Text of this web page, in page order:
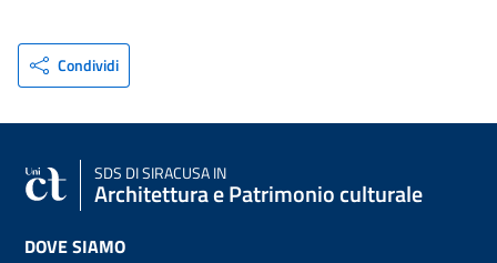
Condividi
SDS DI SIRACUSA IN
Architettura e Patrimonio culturale
DOVE SIAMO